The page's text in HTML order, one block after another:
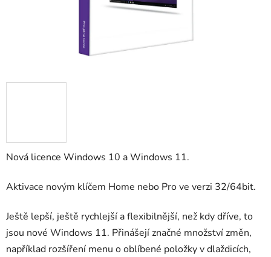
Nová licence Windows 10 a Windows 11.
Aktivace novým klíčem Home nebo Pro ve verzi 32/64bit.
Ještě lepší, ještě rychlejší a flexibilnější, než kdy dříve, to
jsou nové Windows 11. Přinášejí značné množství změn,
například rozšíření menu o oblíbené položky v dlaždicích,